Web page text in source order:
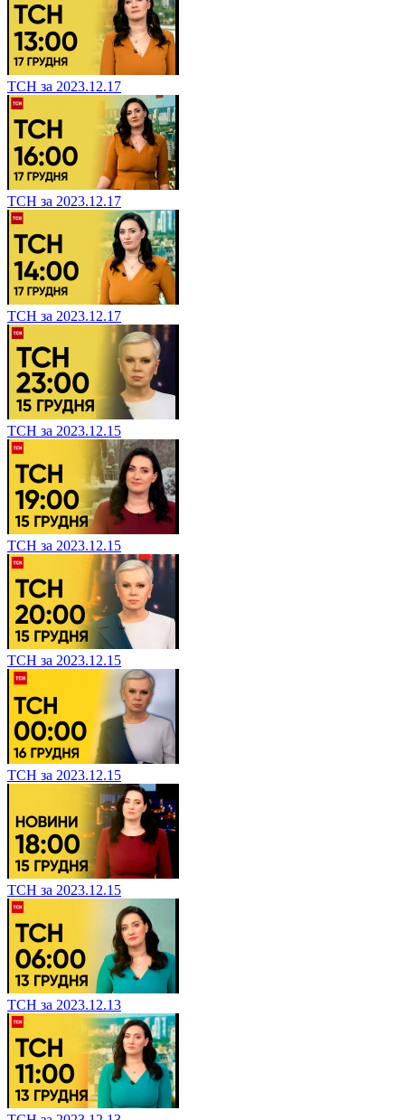
ТСН за 2023.12.17
ТСН за 2023.12.17
ТСН за 2023.12.17
ТСН за 2023.12.15
ТСН за 2023.12.15
ТСН за 2023.12.15
ТСН за 2023.12.15
ТСН за 2023.12.15
ТСН за 2023.12.13